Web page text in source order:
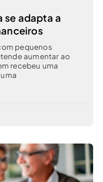
se adapta a
pequenos
aumentar ao
recebeu uma